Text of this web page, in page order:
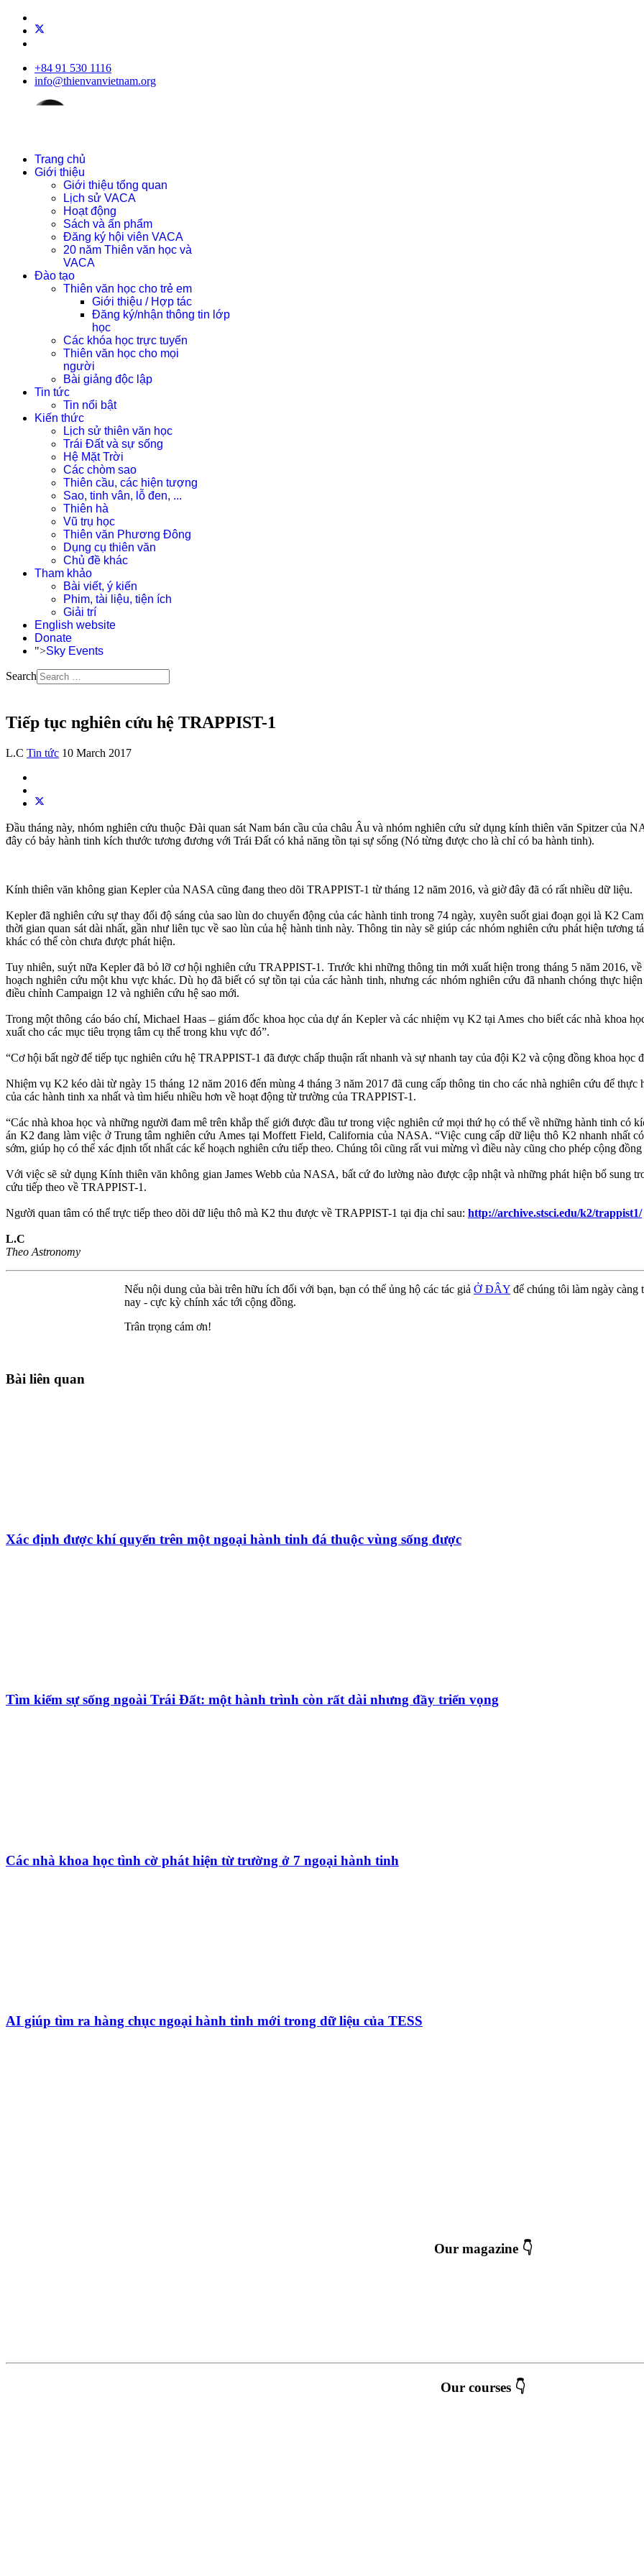
+84 91 530 1116
info@thienvanvietnam.org
Trang chủ
Giới thiệu
Giới thiệu tổng quan
Lịch sử VACA
Hoạt động
Sách và ấn phẩm
Đăng ký hội viên VACA
20 năm Thiên văn học và
VACA
Đào tạo
Thiên văn học cho trẻ em
Giới thiệu / Hợp tác
Đăng ký/nhận thông tin lớp
học
Các khóa học trực tuyến
Thiên văn học cho mọi
người
Bài giảng độc lập
Tin tức
Tin nổi bật
Kiến thức
Lịch sử thiên văn học
Trái Đất và sự sống
Hệ Mặt Trời
Các chòm sao
Thiên cầu, các hiện tượng
Sao, tinh vân, lỗ đen, ...
Thiên hà
Vũ trụ học
Thiên văn Phương Đông
Dụng cụ thiên văn
Chủ đề khác
Tham khảo
Bài viết, ý kiến
Phim, tài liệu, tiện ích
Giải trí
English website
Donate
">Sky Events
Search
Tiếp tục nghiên cứu hệ TRAPPIST-1
L.C Tin tức 10 March 2017
Đầu tháng này, nhóm nghiên cứu thuộc Đài quan sát Nam bán cầu của châu Âu và nhóm nghiên cứu sử dụng kính thiên văn Spitzer của
đây có bảy hành tinh kích thước tương đương với Trái Đất có khả năng tồn tại sự sống (Nó từng được cho là chỉ có ba hành tinh).
Kính thiên văn không gian Kepler của NASA cũng đang theo dõi TRAPPIST-1 từ tháng 12 năm 2016, và giờ đây đã có rất nhiều dữ liệu.
Kepler đã nghiên cứu sự thay đổi độ sáng của sao lùn do chuyển động của các hành tinh trong 74 ngày, xuyên suốt giai đoạn gọi là K2
thời gian quan sát dài nhất, gần như liên tục về sao lùn của hệ hành tinh này. Thông tin này sẽ giúp các nhóm nghiên cứu phát hiện tương
khác có thể còn chưa được phát hiện.
Tuy nhiên, suýt nữa Kepler đã bỏ lỡ cơ hội nghiên cứu TRAPPIST-1. Trước khi những thông tin mới xuất hiện trong tháng 5 năm 2016,
hoạch nghiên cứu một khu vực khác. Dù họ đã biết có sự tồn tại của các hành tinh, nhưng các nhóm nghiên cứu đã nhanh chóng thực
điều chỉnh Campaign 12 và nghiên cứu hệ sao mới.
Trong một thông cáo báo chí, Michael Haas – giám đốc khoa học của dự án Kepler và các nhiệm vụ K2 tại Ames cho biết các nhà khoa
xuất cho các mục tiêu trọng tâm cụ thể trong khu vực đó”.
“Cơ hội bất ngờ để tiếp tục nghiên cứu hệ TRAPPIST-1 đã được chấp thuận rất nhanh và sự nhanh tay của đội K2 và cộng đồng khoa học
Nhiệm vụ K2 kéo dài từ ngày 15 tháng 12 năm 2016 đến mùng 4 tháng 3 năm 2017 đã cung cấp thông tin cho các nhà nghiên cứu để
của các hành tinh xa nhất và tìm hiểu nhiều hơn về hoạt động từ trường của TRAPPIST-1.
“Các nhà khoa học và những người đam mê trên khắp thế giới được đầu tư trong việc nghiên cứ mọi thứ họ có thể về những hành tinh có
án K2 đang làm việc ở Trung tâm nghiên cứu Ames tại Moffett Field, California của NASA. “Việc cung cấp dữ liệu thô K2 nhanh nhất
sớm, giúp họ có thể xác định tốt nhất các kế hoạch nghiên cứu tiếp theo. Chúng tôi cũng rất vui mừng vì điều này cũng cho phép cộng
Với việc sẽ sử dụng Kính thiên văn không gian James Webb của NASA, bất cứ đo lường nào được cập nhật và những phát hiện bổ sung
cứu tiếp theo về TRAPPIST-1.
Người quan tâm có thể trực tiếp theo dõi dữ liệu thô mà K2 thu được về TRAPPIST-1 tại địa chỉ sau: http://archive.stsci.edu/k2/trappist1/
L.C
Theo Astronomy
Nếu nội dung của bài trên hữu ích đối với bạn, bạn có thể ủng hộ các tác giả Ở ĐÂY để chúng tôi làm ngày càng
nay - cực kỳ chính xác tới cộng đồng.
Trân trọng cám ơn!
Bài liên quan
Xác định được khí quyển trên một ngoại hành tinh đá thuộc vùng sống được
Tìm kiếm sự sống ngoài Trái Đất: một hành trình còn rất dài nhưng đầy triển vọng
Các nhà khoa học tình cờ phát hiện từ trường ở 7 ngoại hành tinh
AI giúp tìm ra hàng chục ngoại hành tinh mới trong dữ liệu của TESS
Our magazine 👇
Our courses 👇